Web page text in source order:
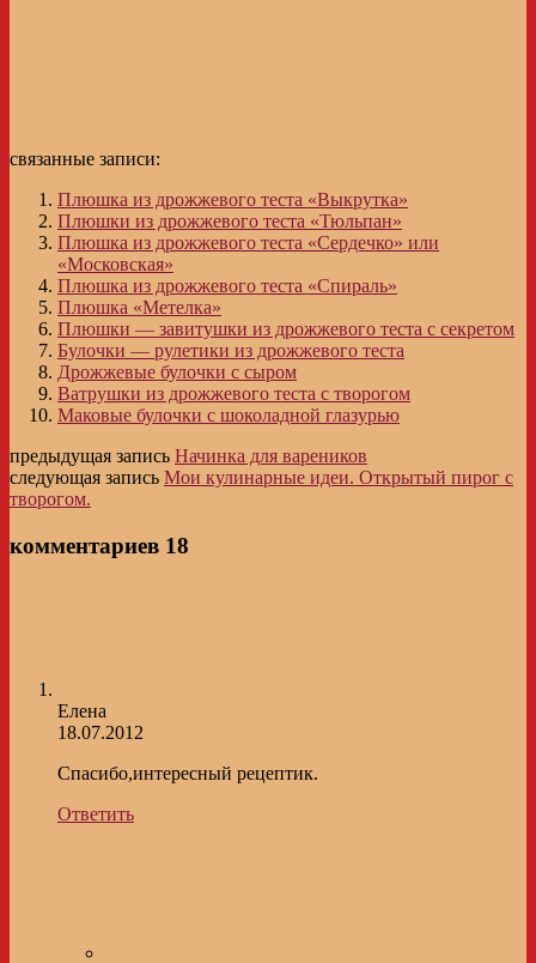
связанные записи:
Плюшка из дрожжевого теста «Выкрутка»
Плюшки из дрожжевого теста «Тюльпан»
Плюшка из дрожжевого теста «Сердечко» или
«Московская»
Плюшка из дрожжевого теста «Спираль»
Плюшка «Метелка»
Плюшки — завитушки из дрожжевого теста с секретом
Булочки — рулетики из дрожжевого теста
Дрожжевые булочки с сыром
Ватрушки из дрожжевого теста с творогом
Маковые булочки с шоколадной глазурью
предыдущая запись Начинка для вареников
следующая запись Мои кулинарные идеи. Открытый пирог с
творогом.
комментариев 18
Елена
18.07.2012
Спасибо,интересный рецептик.
Ответить